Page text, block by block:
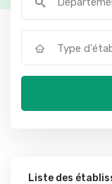
Type
Liste des